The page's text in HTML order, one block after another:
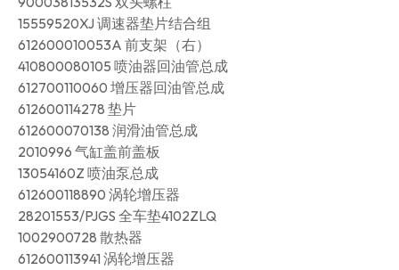
15559520XJ 调速器垫片结合组
612600010053A 前支架（右）
410800080105 喷油器回油管总成
612700110060 增压器回油管总成
612600114278 垫片
612600070138 润滑油管总成
2010996 气缸盖前盖板
13054160Z 喷油泵总成
612600118890 涡轮增压器
28201553/PJGS 全车垫4102ZLQ
1002900728 散热器
612600113941 涡轮增压器